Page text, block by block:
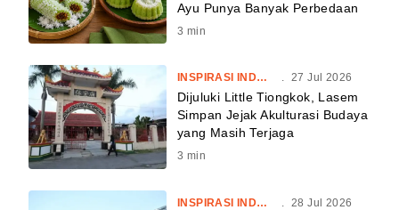
Ayu Punya Banyak Perbedaan
3 min
INSPIRASI INDONESIA . 27 Jul 2026
Dijuluki Little Tiongkok, Lasem
Simpan Jejak Akulturasi Budaya
yang Masih Terjaga
3 min
INSPIRASI INDONESIA 28 Jul 2026